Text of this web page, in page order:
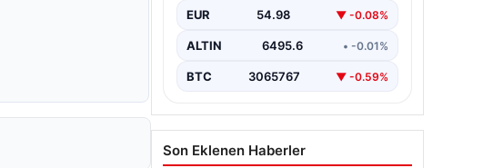
EUR 54.98 ▼ -0.08%
ALTIN 6495.6 • -0.01%
BTC 3065767 ▼ -0.59%
Son Eklenen Haberler